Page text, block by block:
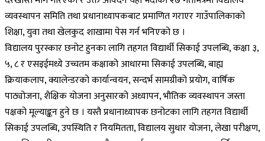
व्यवस्थापन समिति तथा प्रधानाध्यापकबाट प्रमाणित गराएर गाउँपालिकाको
शिक्षा, युवा तथा खेलकुद शाखामा पेस गर्न भनिएको छ ।
विद्यालय पुरस्कार छनोट हुनका लागि तहगत विद्यार्थी सिकाई उपलब्धि, कक्षा ३,
५, ८ र एसइईमध्ये उच्चतम कक्षाको आधारमा सिकाई उपलब्धि, बाह्य
क्रियाकलाप, क्यालेन्डरको कार्यान्वयन, सन्दर्भ सामग्रीको प्रयोग, वार्षिक
पाठ्योजना, शैक्षिक योजना अनुसारको अध्यापन, भौतिक व्यवस्थापन जस्ता
पक्षको मूल्याङ्कन हुने छ । यस्तै प्रधानाध्यापक छनोटका लागि तहगत विद्यार्थी
सिकाई उपलब्धि, उपस्थिति र नियमितता, विद्यालय सुधार योजना, लेखा परीक्षण,